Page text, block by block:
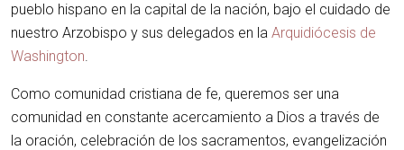
pueblo hispano en la capital de la nación, bajo el cuidado de
nuestro Arzobispo y sus delegados en la Arquidiócesis de
Washington.
Como comunidad cristiana de fe, queremos ser una
comunidad en constante acercamiento a Dios a través de
la oración, celebración de los sacramentos, evangelización